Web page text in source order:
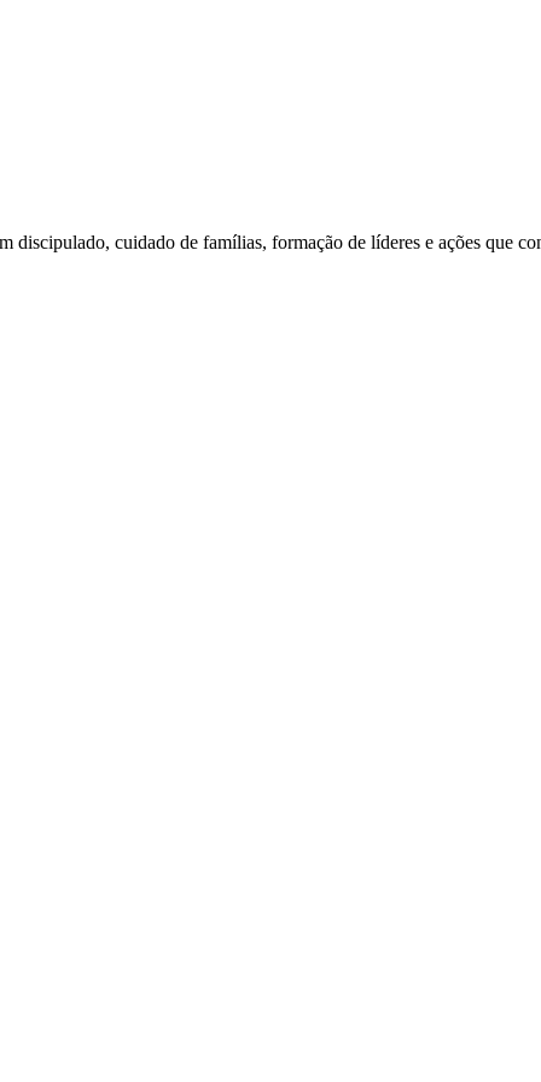
discipulado, cuidado de famílias, formação de líderes e ações que